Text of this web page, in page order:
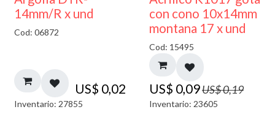
14mm/R x und
Cod: 06872
US$ 0,02
Inventario: 27855
50% DESCUENTO
con cono 10x14mm
montana 17 x und
Cod: 15495
US$ 0,09US$0,19
Inventario: 23605